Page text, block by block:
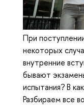
При
некоторых
внутренние
бывают
испытания? В
Разбираем все